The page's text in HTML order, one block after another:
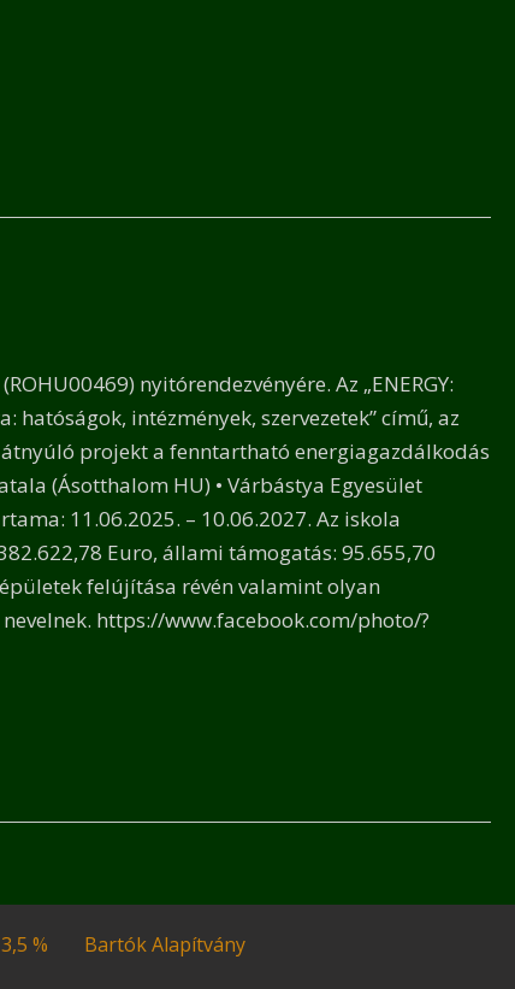
nyitórendezvényére. Az „ENERGY:
intézmények, szervezetek” című, az
projekt a fenntartható energiagazdálkodás
(Ásotthalom HU) • Várbástya Egyesület
11.06.2025. – 10.06.2027. Az iskola
Euro, állami támogatás: 95.655,70
felújítása révén valamint olyan
https://www.facebook.com/photo/?
3,5 % Bartók Alapítvány